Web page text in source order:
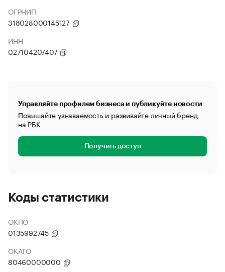
ОГРНИП
318028000145127
ИНН
027104207407
Управляйте профилем бизнеса и публикуйте новости
Повышайте узнаваемость и развивайте личный бренд
на РБК
Получить доступ
Коды статистики
ОКПО
0135992745
ОКАТО
80460000000